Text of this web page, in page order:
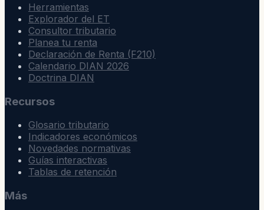
Herramientas
Explorador del ET
Consultor tributario
Planea tu renta
Declaración de Renta (F210)
Calendario DIAN 2026
Doctrina DIAN
Recursos
Glosario tributario
Indicadores económicos
Novedades normativas
Guías interactivas
Tablas de retención
Más